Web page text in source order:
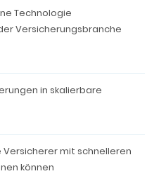
Technologie
Versicherungsbranche
in skalierbare
Versicherer mit schnelleren
können